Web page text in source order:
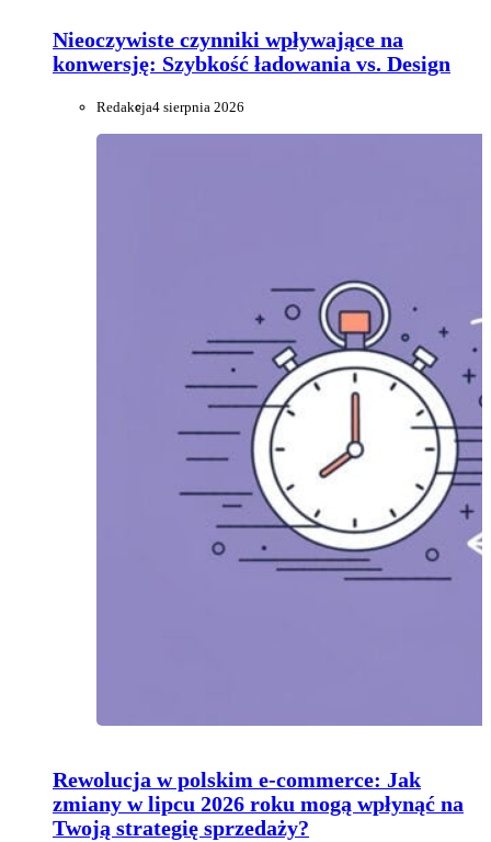
Nieoczywiste czynniki wpływające na
konwersję: Szybkość ładowania vs. Design
Redakcja4 sierpnia 2026
Rewolucja w polskim e-commerce: Jak
zmiany w lipcu 2026 roku mogą wpłynąć na
Twoją strategię sprzedaży?